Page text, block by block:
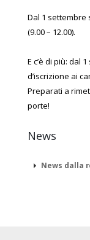
Dal 1 settembre
(9.00 – 12.00).
E c’è di più: dal
d’iscrizione ai
Preparati a
porte!
News
News dalla